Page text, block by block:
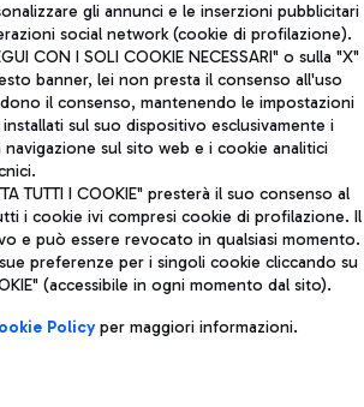
Note legali
Accessibilità
Roma FCO
stellato
SOSTENIBILITÀ INNOVAZIONE
gli annunci e le inserzioni pubblicitari
social network (cookie di profilazione).
CON I SOLI COOKIE NECESSARI" o sulla "X"
banner, lei non presta il consenso all'uso
il consenso, mantenendo le impostazioni
sul suo dispositivo esclusivamente i
sul sito web e i cookie analitici
TUTTI I COOKIE" presterà il suo consenso al
i cookie ivi compresi cookie di profilazione. Il
e può essere revocato in qualsiasi momento.
preferenze per i singoli cookie cliccando su
(accessibile in ogni momento dal sito).
Policyper maggiori informazioni.